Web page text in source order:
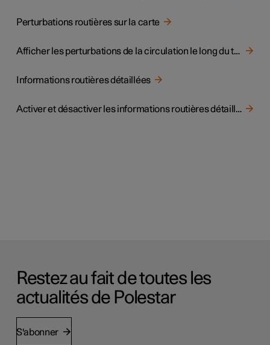
Perturbations routières sur la carte
Afficher les perturbations de la circulation le long du trajet
Informations routières détaillées
Activer et désactiver les informations routières détaillées
Restez au fait de toutes les
actualités de Polestar
S'abonner